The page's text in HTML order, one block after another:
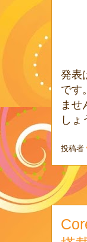
発表
です
ませ
しょ
投稿者